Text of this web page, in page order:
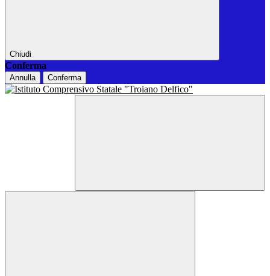
Chiudi
Conferma
Annulla Conferma